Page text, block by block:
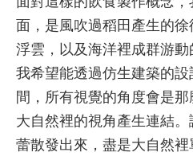
面，是風吹過稻田產生的
浮雲，以及海洋裡成群游動
我希望能透過仿生建築的
間，所有視覺的角度會是
大自然裡的視角產生連結
蕾散發出來，盡是大自然裡